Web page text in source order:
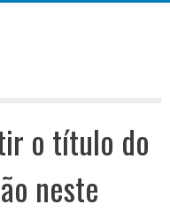
o título do
neste